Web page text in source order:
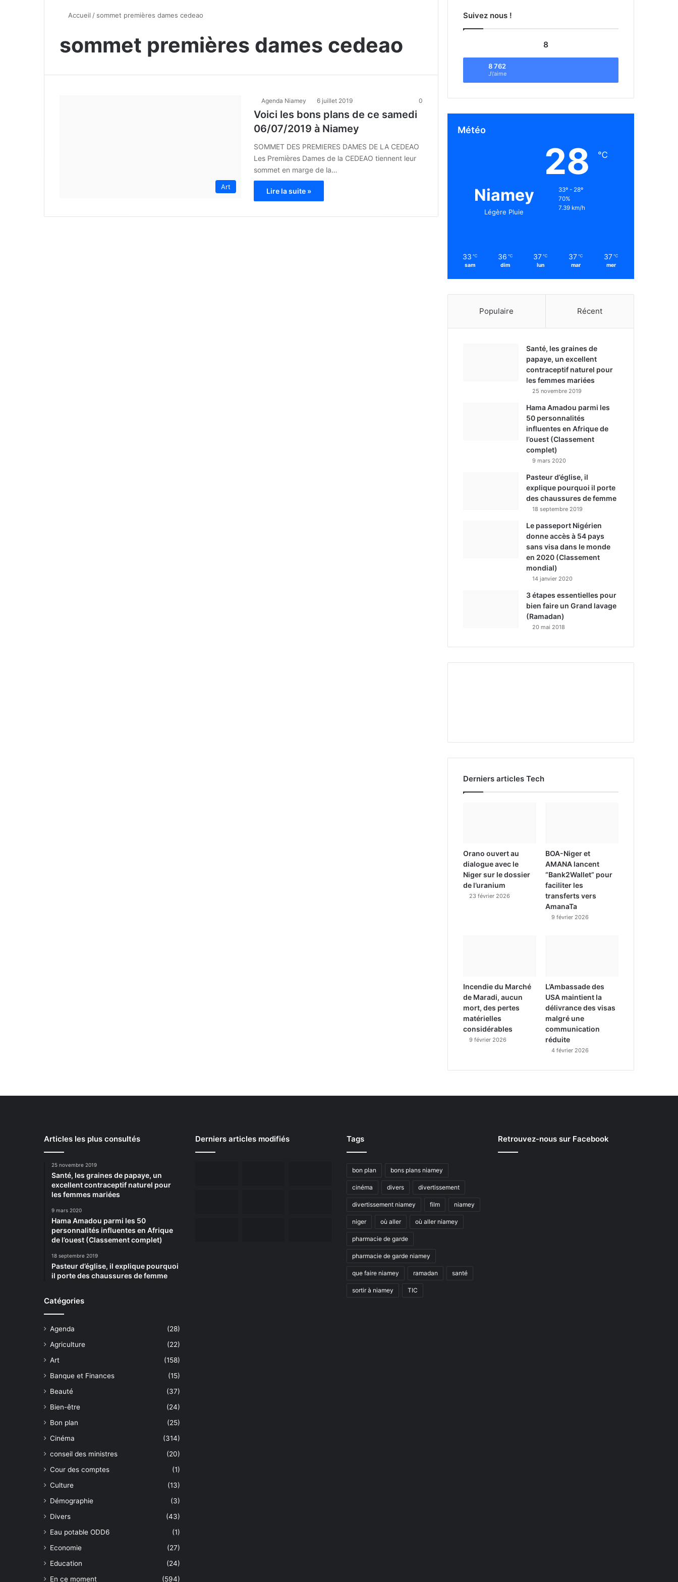
Accueil / sommet premières dames cedeao
sommet premières dames cedeao
Art
Agenda Niamey 6 juillet 2019 0
Voici les bons plans de ce samedi
06/07/2019 à Niamey
SOMMET DES PREMIERES DAMES DE LA CEDEAO
Les Premières Dames de la CEDEAO tiennent leur
sommet en marge de la…
Lire la suite »
Suivez nous !
8
8 762
J\'aime
Météo
Niamey
Légère Pluie
28 ℃
33º - 28º
70%
7.39 km/h
33 ℃
sam
36 ℃
dim
37 ℃
lun
37 ℃
mar
37 ℃
mer
Populaire Récent
Santé, les graines de
papaye, un excellent
contraceptif naturel pour
les femmes mariées
25 novembre 2019
Hama Amadou parmi les
50 personnalités
influentes en Afrique de
l’ouest (Classement
complet)
9 mars 2020
Pasteur d’église, il
explique pourquoi il porte
des chaussures de femme
18 septembre 2019
Le passeport Nigérien
donne accès à 54 pays
sans visa dans le monde
en 2020 (Classement
mondial)
14 janvier 2020
3 étapes essentielles pour
bien faire un Grand lavage
(Ramadan)
20 mai 2018
Derniers articles Tech
Orano ouvert au
dialogue avec le
Niger sur le dossier
de l’uranium
23 février 2026
BOA-Niger et
AMANA lancent
“Bank2Wallet” pour
faciliter les
transferts vers
AmanaTa
9 février 2026
Incendie du Marché
de Maradi, aucun
mort, des pertes
matérielles
considérables
9 février 2026
L’Ambassade des
USA maintient la
délivrance des visas
malgré une
communication
réduite
4 février 2026
Articles les plus consultés
25 novembre 2019
Santé, les graines de papaye, un
excellent contraceptif naturel pour
les femmes mariées
9 mars 2020
Hama Amadou parmi les 50
personnalités influentes en Afrique
de l’ouest (Classement complet)
18 septembre 2019
Pasteur d’église, il explique pourquoi
il porte des chaussures de femme
Catégories
Agenda
(28)
Agriculture
(22)
Art
(158)
Banque et Finances
(15)
Beauté
(37)
Bien-être
(24)
Bon plan
(25)
Cinéma
(314)
conseil des ministres
(20)
Cour des comptes
(1)
Culture
(13)
Démographie
(3)
Divers
(43)
Eau potable ODD6
(1)
Economie
(27)
Education
(24)
En ce moment
(594)
Derniers articles modifiés Tags
bon plan bons plans niamey
cinéma divers divertissement
divertissement niamey film niamey
niger où aller où aller niamey
pharmacie de garde
pharmacie de garde niamey
que faire niamey ramadan santé
sortir à niamey TIC
Retrouvez-nous sur Facebook